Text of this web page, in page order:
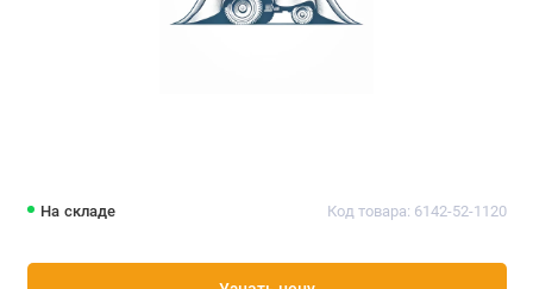
На складе Код товара: 6142-52-1120